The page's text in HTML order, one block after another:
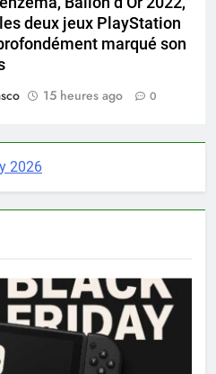
deux jeux PlayStation
marqué son
15 heures ago 0
2026